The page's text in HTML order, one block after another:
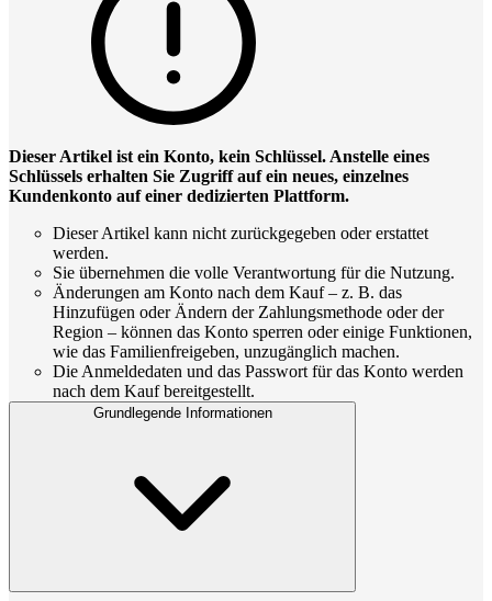
Dieser Artikel ist ein Konto, kein Schlüssel. Anstelle eines
Schlüssels erhalten Sie Zugriff auf ein neues, einzelnes
Kundenkonto auf einer dedizierten Plattform.
Dieser Artikel kann nicht zurückgegeben oder erstattet
werden.
Sie übernehmen die volle Verantwortung für die Nutzung.
Änderungen am Konto nach dem Kauf – z. B. das
Hinzufügen oder Ändern der Zahlungsmethode oder der
Region – können das Konto sperren oder einige Funktionen,
wie das Familienfreigeben, unzugänglich machen.
Die Anmeldedaten und das Passwort für das Konto werden
nach dem Kauf bereitgestellt.
Grundlegende Informationen